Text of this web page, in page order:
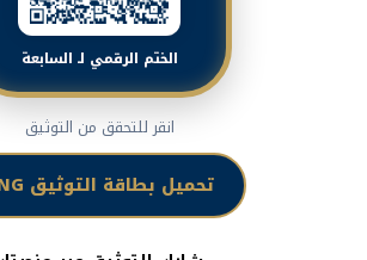
الختم الرقمي لـ السابعة
انقر للتحقق من التوثيق
تحميل بطاقة التوثيق PNG